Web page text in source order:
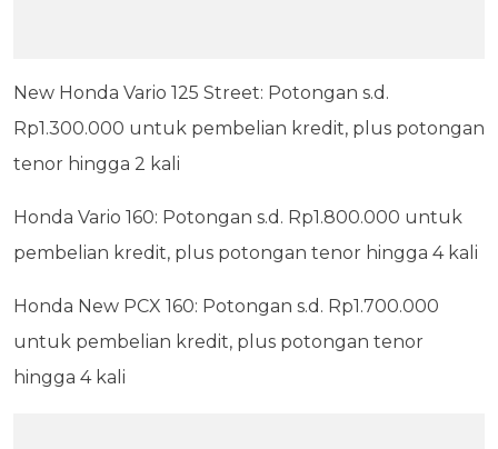
New Honda Vario 125 Street: Potongan s.d.
Rp1.300.000 untuk pembelian kredit, plus potongan
tenor hingga 2 kali
Honda Vario 160: Potongan s.d. Rp1.800.000 untuk
pembelian kredit, plus potongan tenor hingga 4 kali
Honda New PCX 160: Potongan s.d. Rp1.700.000
untuk pembelian kredit, plus potongan tenor
hingga 4 kali